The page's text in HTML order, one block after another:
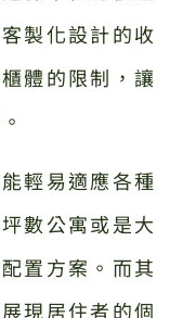
製化設計的收
體的限制，讓
輕易適應各種
數公寓或是大
置方案。而其
現居住者的個